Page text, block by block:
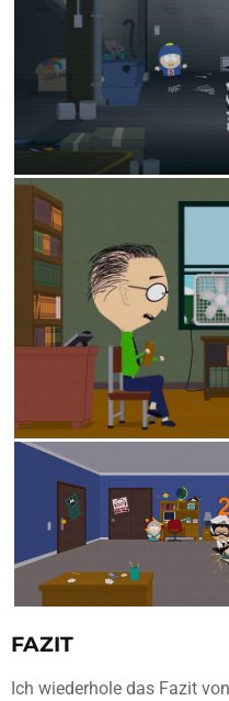
FAZIT
Ich wiederhole das Fazit